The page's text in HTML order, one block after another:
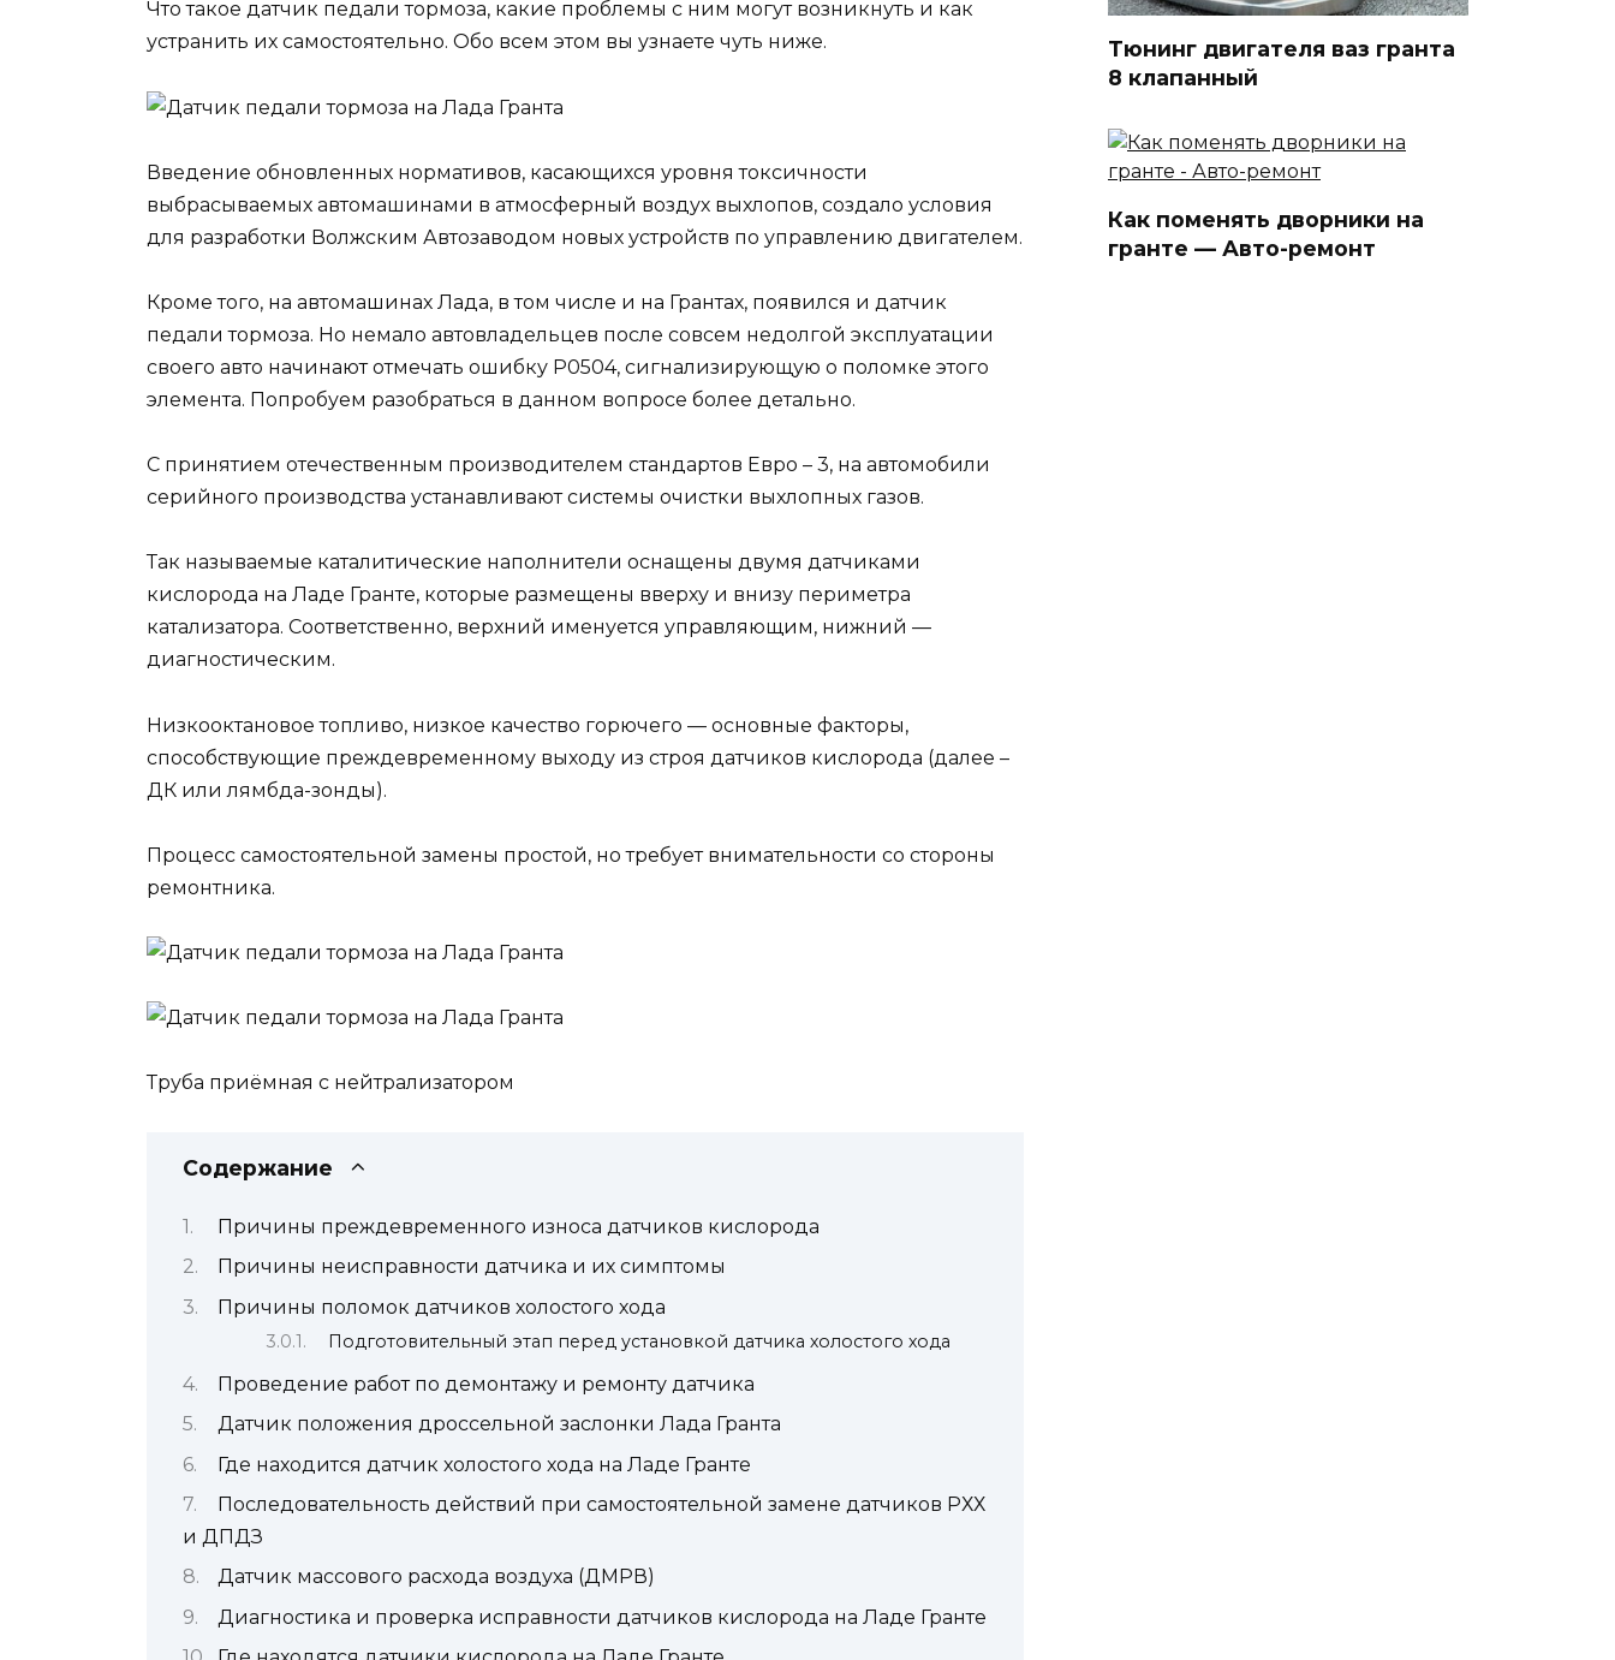
Что такое датчик педали тормоза, какие проблемы с ним могут возникнуть и как
устранить их самостоятельно. Обо всем этом вы узнаете чуть ниже.
Введение обновленных нормативов, касающихся уровня токсичности
выбрасываемых автомашинами в атмосферный воздух выхлопов, создало условия
для разработки Волжским Автозаводом новых устройств по управлению двигателем.
Кроме того, на автомашинах Лада, в том числе и на Грантах, появился и датчик
педали тормоза. Но немало автовладельцев после совсем недолгой эксплуатации
своего авто начинают отмечать ошибку Р0504, сигнализирующую о поломке этого
элемента. Попробуем разобраться в данном вопросе более детально.
С принятием отечественным производителем стандартов Евро – 3, на автомобили
серийного производства устанавливают системы очистки выхлопных газов.
Так называемые каталитические наполнители оснащены двумя датчиками
кислорода на Ладе Гранте, которые размещены вверху и внизу периметра
катализатора. Соответственно, верхний именуется управляющим, нижний —
диагностическим.
Низкооктановое топливо, низкое качество горючего — основные факторы,
способствующие преждевременному выходу из строя датчиков кислорода (далее –
ДК или лямбда-зонды).
Процесс самостоятельной замены простой, но требует внимательности со стороны
ремонтника.
Труба приёмная с нейтрализатором
Содержание
Причины преждевременного износа датчиков кислорода
Причины неисправности датчика и их симптомы
Причины поломок датчиков холостого хода
Подготовительный этап перед установкой датчика холостого хода
Проведение работ по демонтажу и ремонту датчика
Датчик положения дроссельной заслонки Лада Гранта
Где находится датчик холостого хода на Ладе Гранте
Последовательность действий при самостоятельной замене датчиков РХХ
и ДПДЗ
Датчик массового расхода воздуха (ДМРВ)
Диагностика и проверка исправности датчиков кислорода на Ладе Гранте
Тюнинг двигателя ваз гранта
8 клапанный
Как поменять дворники на
гранте — Авто-ремонт